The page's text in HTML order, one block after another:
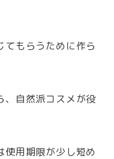
てもらうために作ら
、自然派コスメが役
使用期限が少し短め